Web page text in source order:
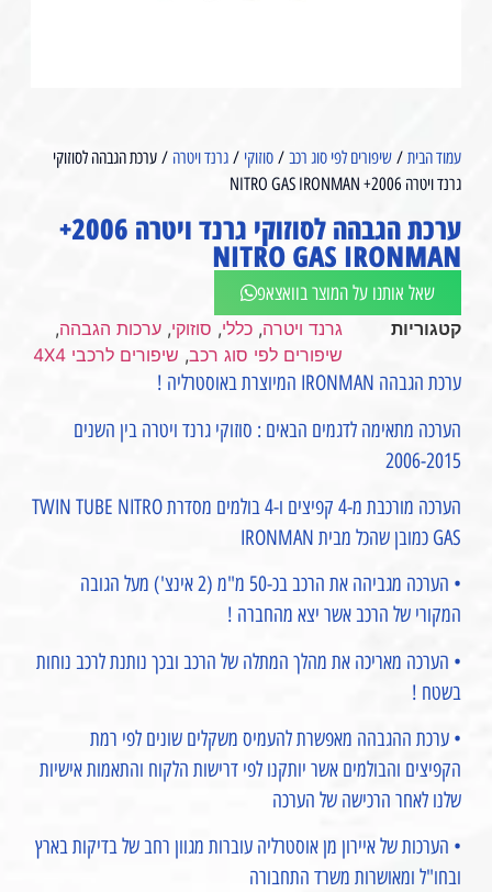
עמוד הבית/ שיפורים לפי סוג רכב/ סוזוקי / גרנד ויטרה / ערכת הגבהה לסוזוקי
גרנד ויטרה 2006+ NITRO GAS⁩ IRONMAN
ערכת הגבהה לסוזוקי גרנד ויטרה 2006+
NITRO GAS⁩ IRONMAN
שאל אותנו על המוצר בוואצאפ
קטגוריות גרנד ויטרה, כללי, סוזוקי, ערכות הגבהה,
שיפורים לפי סוג רכב, שיפורים לרכבי 4X4
ערכת הגבהה IRONMAN המיוצרת באוסטרליה !
הערכה מתאימה לדגמים הבאים : סוזוקי גרנד ויטרה בין השנים
2006-2015
הערכה מורכבת מ-4 קפיצים ו-4 בולמים מסדרת TWIN TUBE NITRO
GAS כמובן שהכל מבית IRONMAN
• הערכה מגביהה את הרכב בכ-50 מ"מ (2 אינצ') מעל הגובה
המקורי של הרכב אשר יצא מהחברה !
• הערכה מאריכה את מהלך המתלה של הרכב ובכך נותנת לרכב נוחות
בשטח !
• ערכת ההגבהה מאפשרת להעמיס משקלים שונים לפי רמת
הקפיצים והבולמים אשר יותקנו לפי דרישות הלקוח והתאמות אישיות
שלנו לאחר הרכישה של הערכה
• הערכות של איירון מן אוסטרליה עוברות מגוון רחב של בדיקות בארץ
ובחו"ל ומאושרות משרד התחבורה